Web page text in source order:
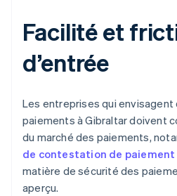
Facilité et
d’entrée
Les entreprises qui envisagent
paiements à Gibraltar doivent
du marché des paiements,
de contestation de paiement
matière de sécurité des
aperçu.